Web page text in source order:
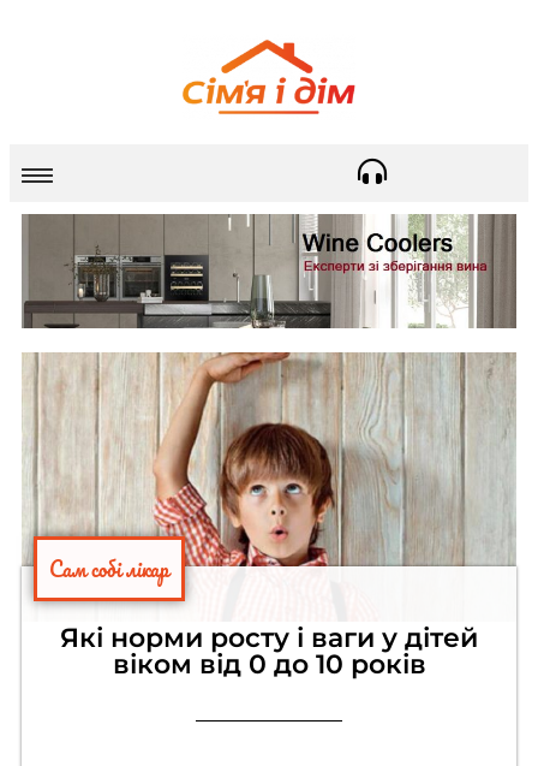
Сам собі лікар
Які норми росту і ваги у дітей
віком від 0 до 10 років